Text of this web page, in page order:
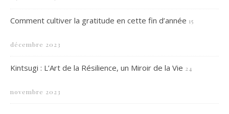
Comment cultiver la gratitude en cette fin d’année 15
décembre 2023
Kintsugi : L’Art de la Résilience, un Miroir de la Vie 24
novembre 2023